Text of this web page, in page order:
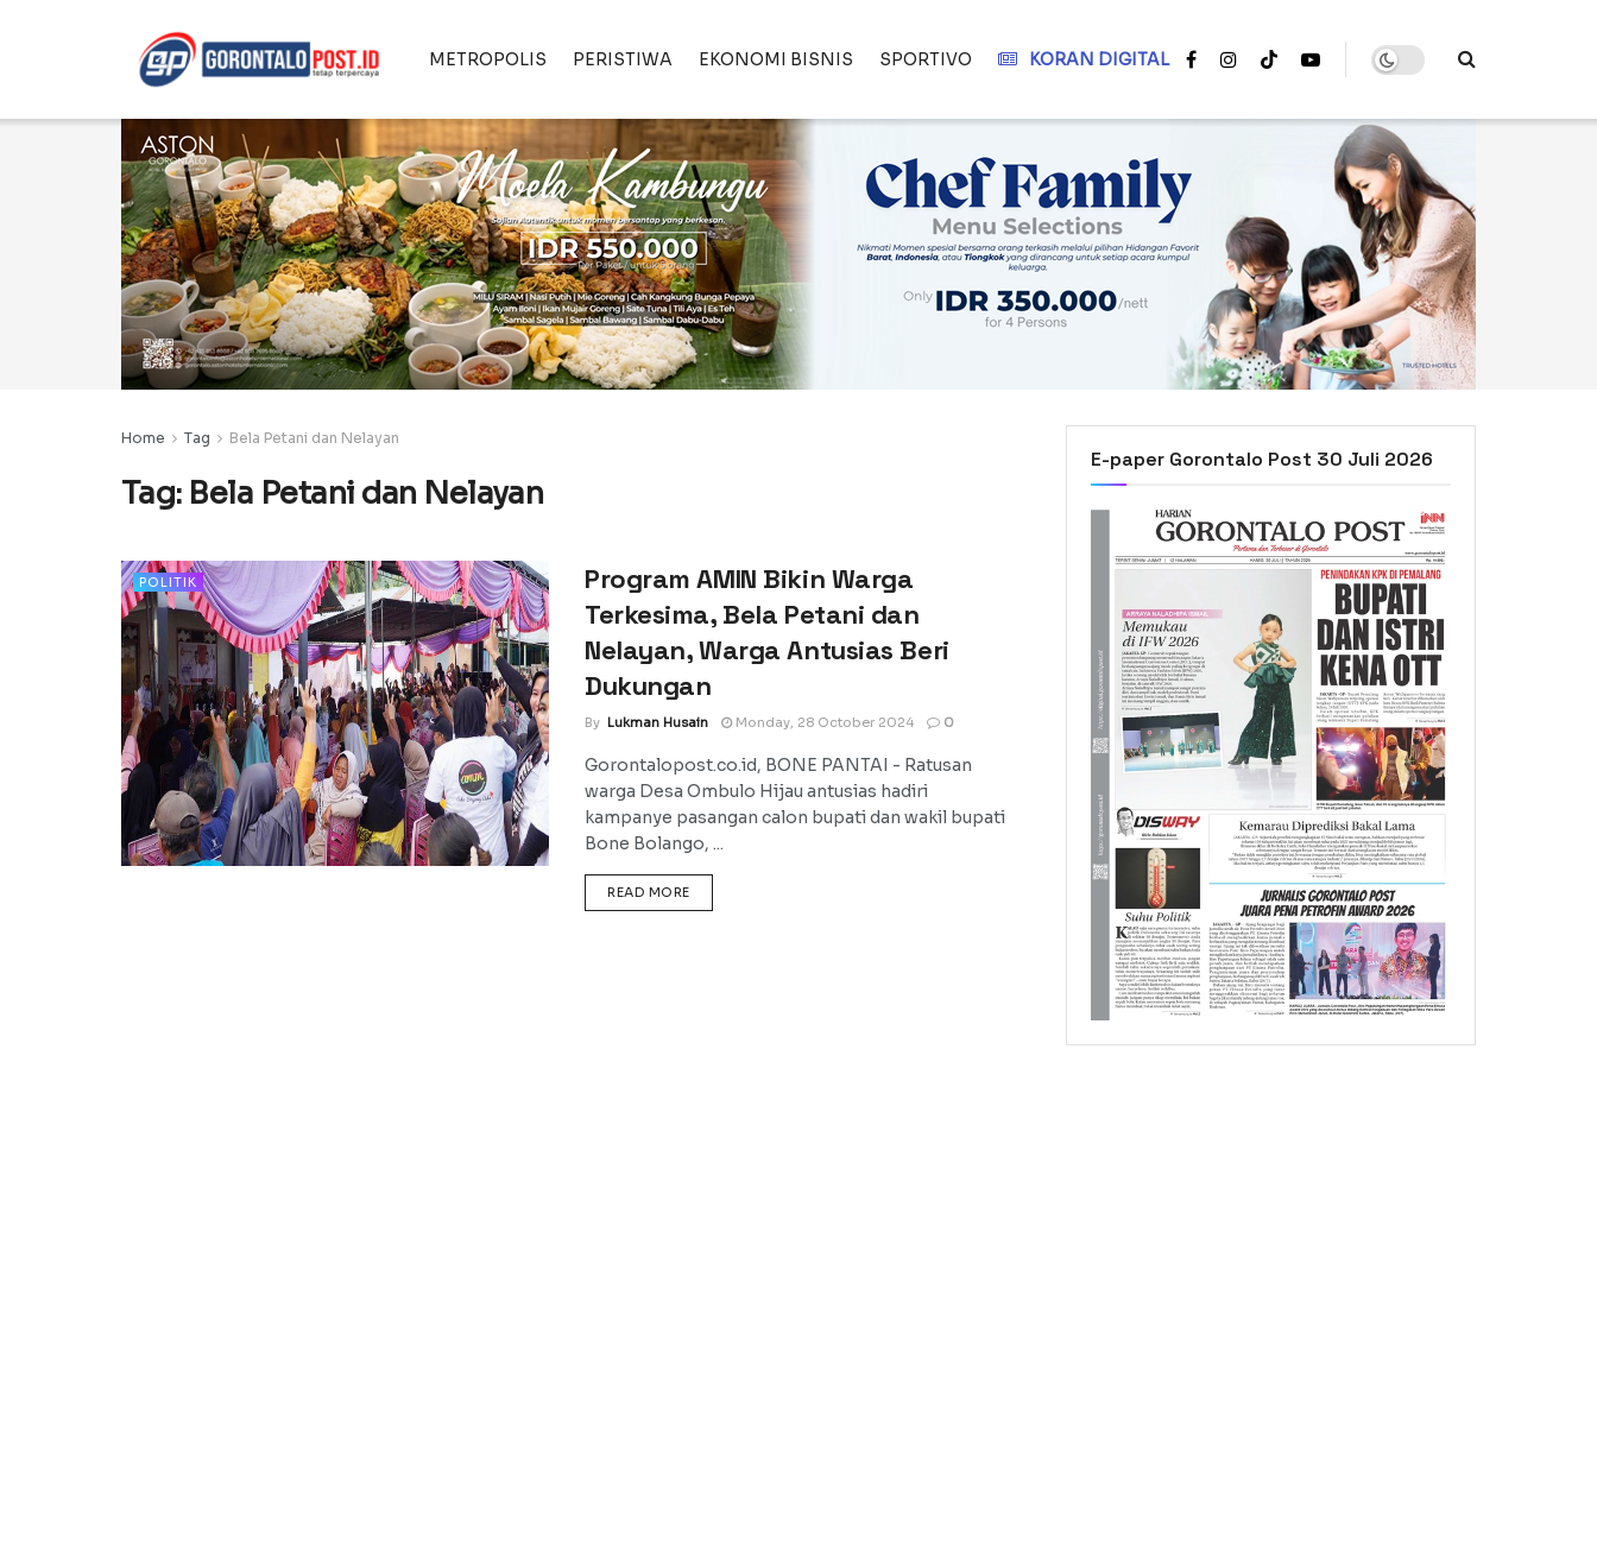
METROPOLIS PERISTIWA EKONOMI BISNIS SPORTIVO KORAN DIGITAL
Home Tag Bela Petani dan Nelayan
Tag: Bela Petani dan Nelayan
POLITIK
Program AMIN Bikin Warga
Terkesima, Bela Petani dan
Nelayan, Warga Antusias Beri
Dukungan
By Lukman Husain Monday, 28 October 2024 0
Gorontalopost.co.id, BONE PANTAI - Ratusan
warga Desa Ombulo Hijau antusias hadiri
kampanye pasangan calon bupati dan wakil bupati
Bone Bolango, ...
READ MOREDETAILS
E-paper Gorontalo Post 30 Juli 2026